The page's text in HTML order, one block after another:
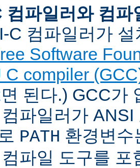
컴파일러와 컴파
C 컴파일러가
Software
C compiler
된다.) GCC가
파일러가
PATH 환경변
파일 도구를 포